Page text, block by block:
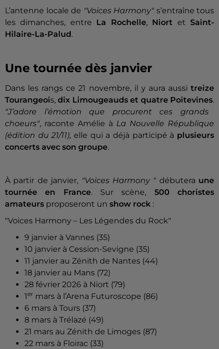
L’antenne locale de "Voices Harmony" s’entraîne tous
les dimanches, entre La Rochelle, Niort etSaint-
Hilaire-La-Palud .
Une tournée dès janvier
Dans les rangs ce 21 novembre, il y aura aussi treize
Tourangeois,dix Limougeauds et quatre Poitevines.
"J’adore l’émotion que procurent ces grands
choeurs", raconte Amélie à La Nouvelle République
(édition du 21/11), elle qui a déjà participé à plusieurs
concerts avec son groupe.
À partir de janvier, "Voices Harmony " débutera une
tournée en France. Sur scène, 500 choristes
amateurs proposeront un show rock :
"Voices Harmony – Les Légendes du Rock"
9 janvier à Vannes (35)
10 janvier à Cession-Sevigne (35)
11 janvier au Zénith de Nantes (44)
18 janvier au Mans (72)
28 février 2026 à Niort (79)
1er mars à l’Arena Futuroscope (86)
6 mars à Tours (37)
8 mars à Trélazé (49)
21 mars au Zénith de Limoges (87)
22 mars à Floirac (33)